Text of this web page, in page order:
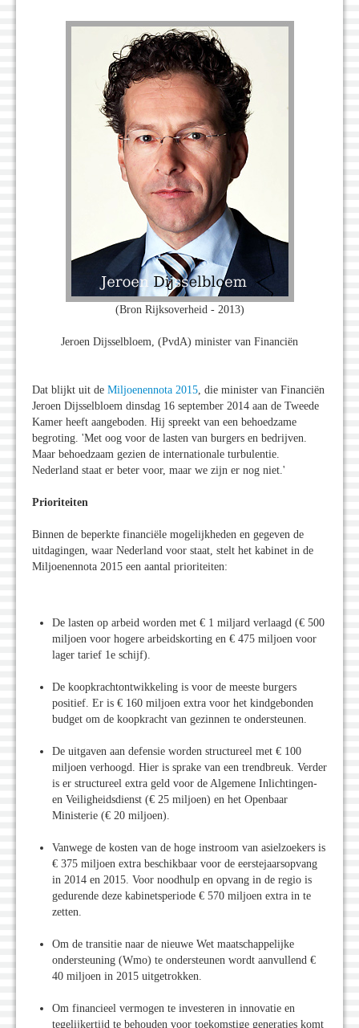
(Bron Rijksoverheid - 2013)
Jeroen Dijsselbloem, (PvdA) minister van Financiën
Dat blijkt uit de Miljoenennota 2015, die minister van Financiën
Jeroen Dijsselbloem dinsdag 16 september 2014 aan de Tweede
Kamer heeft aangeboden. Hij spreekt van een behoedzame
begroting. 'Met oog voor de lasten van burgers en bedrijven.
Maar behoedzaam gezien de internationale turbulentie.
Nederland staat er beter voor, maar we zijn er nog niet.'
Prioriteiten
Binnen de beperkte financiële mogelijkheden en gegeven de
uitdagingen, waar Nederland voor staat, stelt het kabinet in de
Miljoenennota 2015 een aantal prioriteiten:
De lasten op arbeid worden met € 1 miljard verlaagd (€ 500
miljoen voor hogere arbeidskorting en € 475 miljoen voor
lager tarief 1e schijf).
De koopkrachtontwikkeling is voor de meeste burgers
positief. Er is € 160 miljoen extra voor het kindgebonden
budget om de koopkracht van gezinnen te ondersteunen.
De uitgaven aan defensie worden structureel met € 100
miljoen verhoogd. Hier is sprake van een trendbreuk. Verder
is er structureel extra geld voor de Algemene Inlichtingen-
en Veiligheidsdienst (€ 25 miljoen) en het Openbaar
Ministerie (€ 20 miljoen).
Vanwege de kosten van de hoge instroom van asielzoekers is
€ 375 miljoen extra beschikbaar voor de eerstejaarsopvang
in 2014 en 2015. Voor noodhulp en opvang in de regio is
gedurende deze kabinetsperiode € 570 miljoen extra in te
zetten.
Om de transitie naar de nieuwe Wet maatschappelijke
ondersteuning (Wmo) te ondersteunen wordt aanvullend €
40 miljoen in 2015 uitgetrokken.
Om financieel vermogen te investeren in innovatie en
tegelijkertijd te behouden voor toekomstige generaties komt